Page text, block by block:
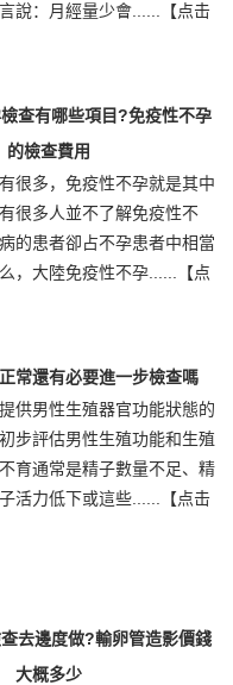
說：月經量少會......
【点击
查有哪些項目?免疫性不孕
的檢查費用
很多，免疫性不孕就是其中
很多人並不了解免疫性不
的患者卻占不孕患者中相當
，大陸免疫性不孕......
【点
常還有必要進一步檢查嗎
供男性生殖器官功能狀態的
步評估男性生殖功能和生殖
育通常是精子數量不足、精
活力低下或這些......
【点击
去邊度做?輸卵管造影價錢
大概多少